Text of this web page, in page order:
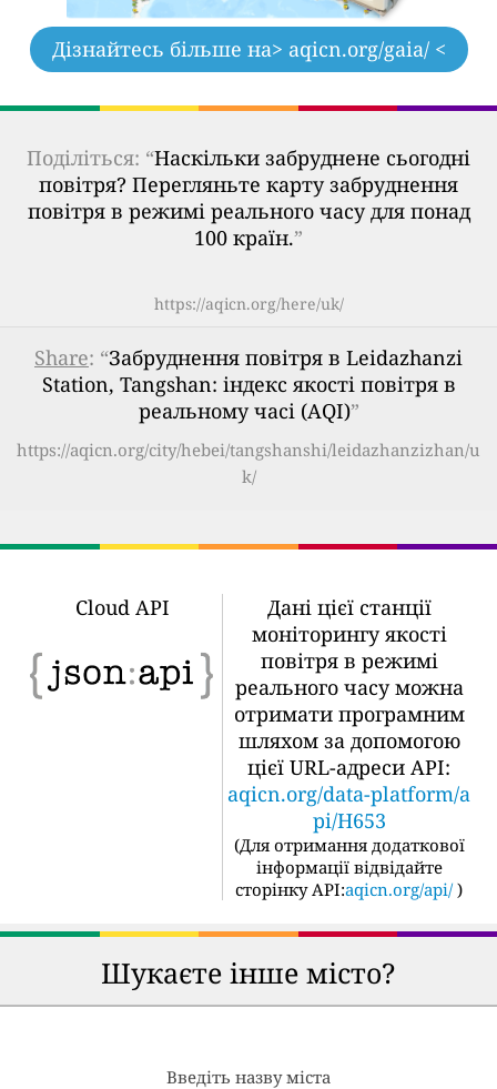
Дізнайтесь більше на> aqicn.org/gaia/ <
Поділіться: “Наскільки забруднене сьогодні
повітря? Перегляньте карту забруднення
повітря в режимі реального часу для понад
100 країн.”
https://aqicn.org/here/uk/
Share: “Забруднення повітря в Leidazhanzi
Station, Tangshan: індекс якості повітря в
реальному часі (AQI)”
https://aqicn.org/city/hebei/tangshanshi/leidazhanzizhan/u
k/
Cloud API
Дані цієї станції
моніторингу якості
повітря в режимі
реального часу можна
отримати програмним
шляхом за допомогою
цієї URL-адреси API:
aqicn.org/data-platform/a
pi/H653
(Для отримання додаткової
інформації відвідайте
сторінку API:aqicn.org/api/ )
Шукаєте інше місто?
Введіть назву міста